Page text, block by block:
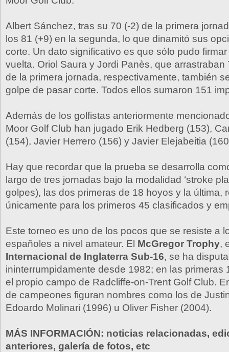
Albert Sánchez, tras su 70 (-2) de la primera
los 81 (+9) en la segunda, lo que dinamitó sus
corte. Un dato significativo es que sólo pudo
vuelta. Oriol Saura y Jordi Panès, que arrastraban
de la primera jornada, respectivamente, también
golpe de pasar corte. Todos ellos sumaron 151
Además de los golfistas anteriormente
Moor Golf Club han jugado Erik Hedberg (153),
(154), Javier Herrero (156) y Javier Elejabeitia
Hay que recordar que la prueba se desarrolla
largo de tres jornadas bajo la modalidad ‘stroke
golpes), las dos primeras de 18 hoyos y la última,
únicamente para los primeros 45 clasificados y
Este torneo es uno de los pocos que se resiste a
españoles a nivel amateur. El McGregor Trophy,
Internacional de Inglaterra Sub-16, se ha
ininterrumpidamente desde 1982; en las primeras
el propio campo de Radcliffe-on-Trent Golf Club.
de campeones figuran nombres como los de
Edoardo Molinari (1996) u Oliver Fisher (2004).
MÁS INFORMACIÓN: noticias relacionadas,
anteriores, galería de fotos, etc